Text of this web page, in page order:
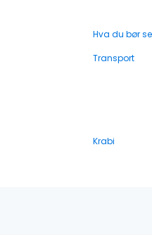
Hva du bør se
Transport
Krabi